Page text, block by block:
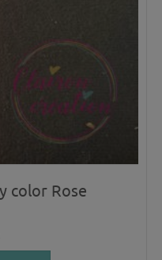
color Rose